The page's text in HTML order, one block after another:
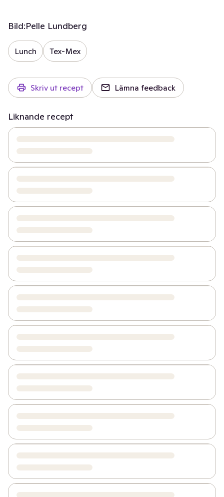
Bild:Pelle Lundberg
Lunch Tex-Mex
Skriv ut recept Lämna feedback
Liknande recept